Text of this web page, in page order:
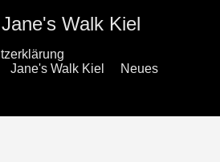
Walk Kiel
Jane's Walk Kiel
Neues